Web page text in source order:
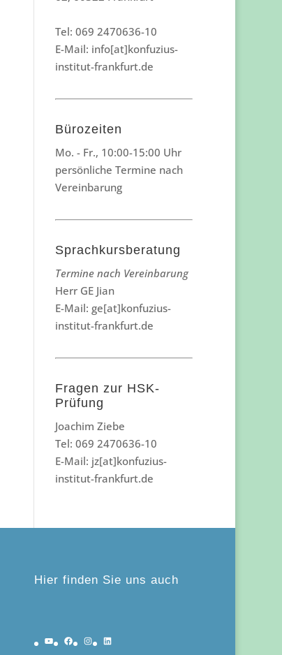
Tel: 069 2470636-10
E-Mail: info[at]konfuzius-
institut-frankfurt.de
Bürozeiten
Mo. - Fr., 10:00-15:00 Uhr
persönliche Termine nach
Vereinbarung
Sprachkursberatung
Termine nach Vereinbarung
Herr GE Jian
E-Mail: ge[at]konfuzius-
institut-frankfurt.de
Fragen zur HSK-
Prüfung
Joachim Ziebe
Tel: 069 2470636-10
E-Mail: jz[at]konfuzius-
institut-frankfurt.de
Hier finden Sie uns auch
YouTubeFacebook
Instagram
LinkedIn